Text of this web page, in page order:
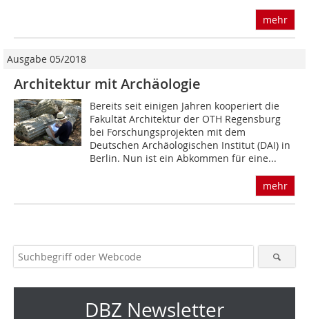
mehr
Ausgabe 05/2018
Architektur mit Archäologie
Bereits seit einigen Jahren kooperiert die
Fakultät Architektur der OTH Regensburg
bei Forschungsprojekten mit dem
Deutschen Archäologischen Institut (DAI) in
Berlin. Nun ist ein Abkommen für eine...
mehr
DBZ Newsletter